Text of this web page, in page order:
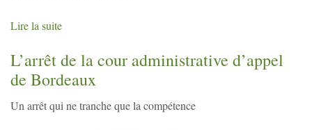
Lire la suite
L’arrêt de la cour administrative d’appel
de Bordeaux
Un arrêt qui ne tranche que la compétence